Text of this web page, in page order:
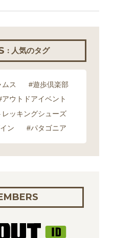
: 人気のタグ
ス
#遊歩倶楽部
アウトドアイベント
レッキングシューズ
ン
#パタゴニア